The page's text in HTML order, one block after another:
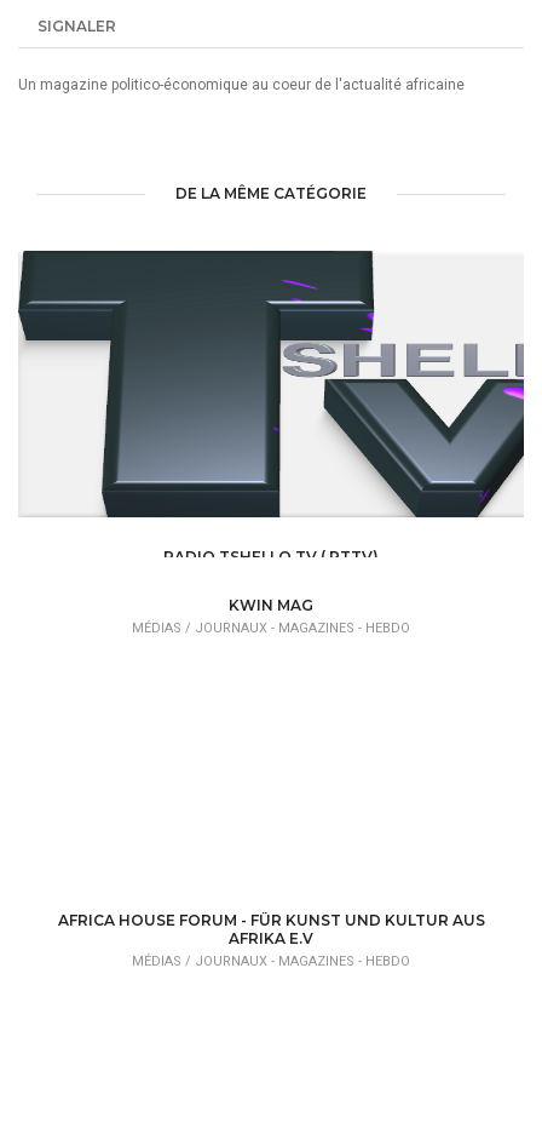
SIGNALER
Un magazine politico-économique au coeur de l'actualité africaine
DE LA MÊME CATÉGORIE
RADIO TSHELLO TV ( RTTV)
KWIN MAG
MÉDIAS / JOURNAUX - MAGAZINES - HEBDO
AFRICA HOUSE FORUM - FÜR KUNST UND KULTUR AUS
AFRIKA E.V
MÉDIAS / JOURNAUX - MAGAZINES - HEBDO